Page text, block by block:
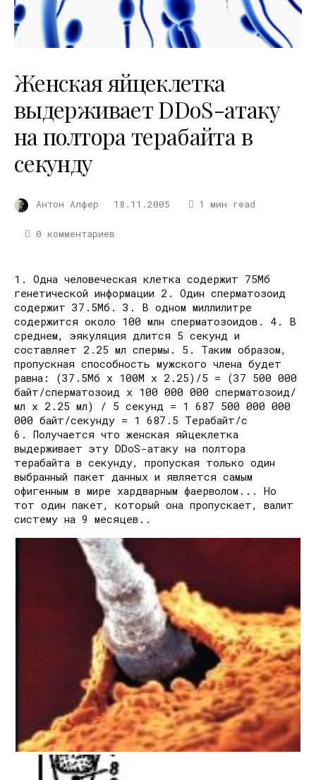
Женская яйцеклетка
выдерживает DDoS-атаку
на полтора терабайта в
секунду
Антон Алфер 18.11.2005 1 мин read
0 комментариев
1. Одна человеческая клетка содержит 75Мб
генетической информации 2. Один cпepматозоид
содержит 37.5Мб. 3. В одном миллилитре
содержится около 100 млн cпepматозоидов. 4. В
среднем, эякуляция длится 5 секунд и
составляет 2.25 мл cпepмы. 5. Таким образом,
пропускная способность мужского члена будет
равна: (37.5Мб x 100M x 2.25)/5 = (37 500 000
байт/cпepматозоид x 100 000 000 cпepматозоид/
мл x 2.25 мл) / 5 секунд = 1 687 500 000 000
000 байт/секунду = 1 687.5 Терабайт/с
6. Получается что женская яйцеклетка
выдерживает эту DDoS-атаку на полтора
терабайта в секунду, пропуская только один
выбранный пакет данных и является самым
офигенным в мире хардварным фаерволом... Но
тот один пакет, который она пропускает, валит
систему на 9 месяцев..